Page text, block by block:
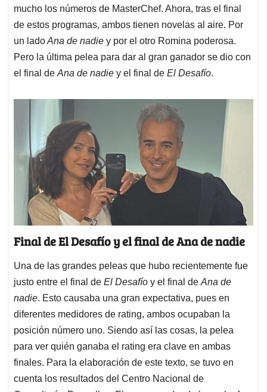
mucho los números de MasterChef. Ahora, tras el final
de estos programas, ambos tienen novelas al aire. Por
un ladoAna de nadie y por el otro Romina poderosa.
Pero la última pelea para dar al gran ganador se dio con
el final de Ana de nadie y el final de El Desafío.
Final de El Desafío y el final de Ana de nadie
Una de las grandes peleas que hubo recientemente fue
justo entre el final de El Desafío y el final de Ana de
nadie. Esto causaba una gran expectativa, pues en
diferentes medidores de rating, ambos ocupaban la
posición número uno. Siendo así las cosas, la pelea
para ver quién ganaba el rating era clave en ambas
finales. Para la elaboración de este texto, se tuvo en
cuenta los resultados del Centro Nacional de